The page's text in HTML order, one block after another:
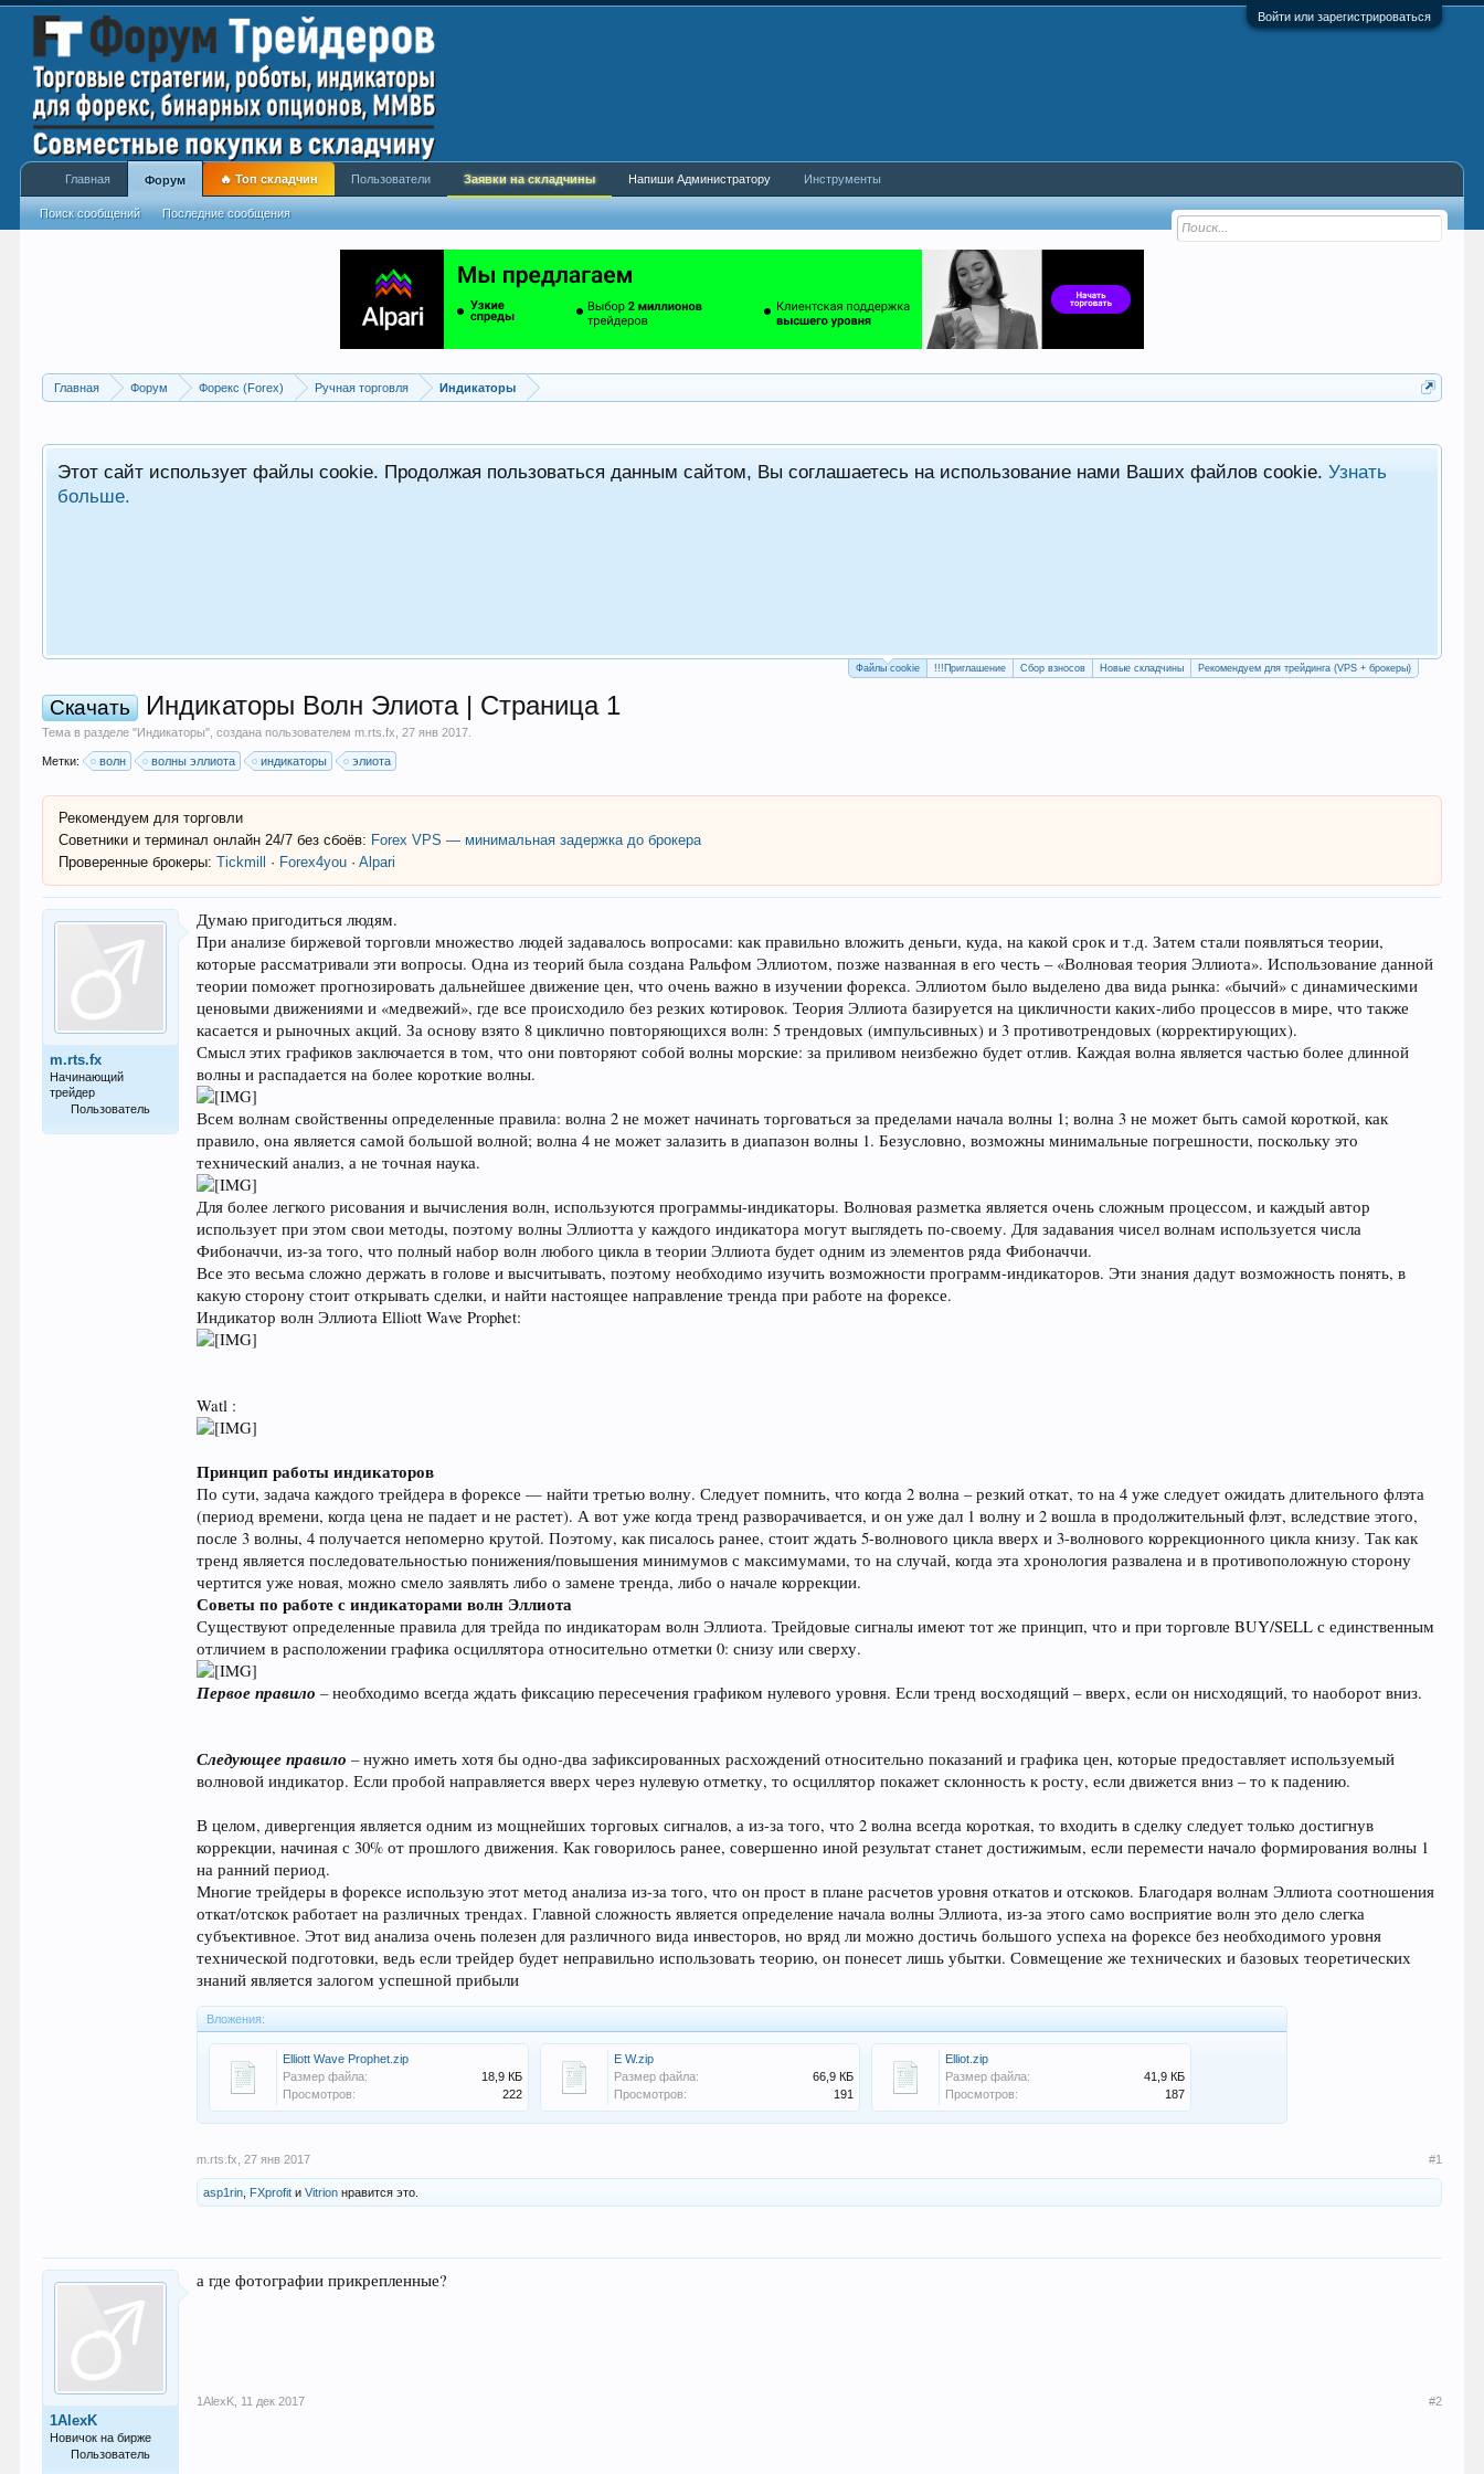
Войти или зарегистрироваться
Главная Форум Форекс (Forex) Ручная торговля Индикаторы
Этот сайт использует файлы cookie. Продолжая пользоваться данным сайтом, Вы соглашаетесь на использование нами Ваших файлов cookie.Узнать
больше.
Файлы cookie !!!Приглашение Сбор взносов Новые складчины Рекомендуем для трейдинга (VPS + брокеры)
Скачать Индикаторы Волн Элиота | Страница 1
Тема в разделе "Индикаторы", создана пользователемm.rts.fx ,27 янв 2017
Метки: волн волны эллиота индикаторы элиота
Рекомендуем для торговли
Советники и терминал онлайн 24/7 без сбоёв: Forex VPS — минимальная задержка до брокера
Проверенные брокеры: Tickmill · Forex4you ·Alpari
m.rts.fx
Начинающий
трейдер
Пользователь
Думаю пригодиться людям.
При анализе биржевой торговли множество людей задавалось вопросами: как правильно вложить деньги, куда, на какой срок и т.д. Затем стали появляться теории,
которые рассматривали эти вопросы. Одна из теорий была создана Ральфом Эллиотом, позже названная в его честь – «Волновая теория Эллиота». Использование данной
теории поможет прогнозировать дальнейшее движение цен, что очень важно в изучении форекса. Эллиотом было выделено два вида рынка: «бычий» с динамическими
ценовыми движениями и «медвежий», где все происходило без резких котировок. Теория Эллиота базируется на цикличности каких-либо процессов в мире, что также
касается и рыночных акций. За основу взято 8 циклично повторяющихся волн: 5 трендовых (импульсивных) и 3 противотрендовых (корректирующих).
Смысл этих графиков заключается в том, что они повторяют собой волны морские: за приливом неизбежно будет отлив. Каждая волна является частью более длинной
волны и распадается на более короткие волны.
Всем волнам свойственны определенные правила: волна 2 не может начинать торговаться за пределами начала волны 1; волна 3 не может быть самой короткой, как
правило, она является самой большой волной; волна 4 не может залазить в диапазон волны 1. Безусловно, возможны минимальные погрешности, поскольку это
технический анализ, а не точная наука.
Для более легкого рисования и вычисления волн, используются программы-индикаторы. Волновая разметка является очень сложным процессом, и каждый автор
использует при этом свои методы, поэтому волны Эллиотта у каждого индикатора могут выглядеть по-своему. Для задавания чисел волнам используется числа
Фибоначчи, из-за того, что полный набор волн любого цикла в теории Эллиота будет одним из элементов ряда Фибоначчи.
Все это весьма сложно держать в голове и высчитывать, поэтому необходимо изучить возможности программ-индикаторов. Эти знания дадут возможность понять, в
какую сторону стоит открывать сделки, и найти настоящее направление тренда при работе на форексе.
Индикатор волн Эллиота Elliott Wave Prophet:
Watl :
Принцип работы индикаторов
По сути, задача каждого трейдера в форексе — найти третью волну. Следует помнить, что когда 2 волна – резкий откат, то на 4 уже следует ожидать длительного флэта
(период времени, когда цена не падает и не растет). А вот уже когда тренд разворачивается, и он уже дал 1 волну и 2 вошла в продолжительный флэт, вследствие этого,
после 3 волны, 4 получается непомерно крутой. Поэтому, как писалось ранее, стоит ждать 5-волнового цикла вверх и 3-волнового коррекционного цикла книзу. Так как
тренд является последовательностью понижения/повышения минимумов с максимумами, то на случай, когда эта хронология развалена и в противоположную сторону
чертится уже новая, можно смело заявлять либо о замене тренда, либо о начале коррекции.
Советы по работе с индикаторами волн Эллиота
Существуют определенные правила для трейда по индикаторам волн Эллиота. Трейдовые сигналы имеют тот же принцип, что и при торговле BUY/SELL с единственным
отличием в расположении графика осциллятора относительно отметки 0: снизу или сверху.
Первое правило – необходимо всегда ждать фиксацию пересечения графиком нулевого уровня. Если тренд восходящий – вверх, если он нисходящий, то наоборот вниз.
Следующее правило – нужно иметь хотя бы одно-два зафиксированных расхождений относительно показаний и графика цен, которые предоставляет используемый
волновой индикатор. Если пробой направляется вверх через нулевую отметку, то осциллятор покажет склонность к росту, если движется вниз – то к падению.
В целом, дивергенция является одним из мощнейших торговых сигналов, а из-за того, что 2 волна всегда короткая, то входить в сделку следует только достигнув
коррекции, начиная с 30% от прошлого движения. Как говорилось ранее, совершенно иной результат станет достижимым, если перемести начало формирования волны 1
на ранний период.
Многие трейдеры в форексе использую этот метод анализа из-за того, что он прост в плане расчетов уровня откатов и отскоков. Благодаря волнам Эллиота соотношения
откат/отскок работает на различных трендах. Главной сложность является определение начала волны Эллиота, из-за этого само восприятие волн это дело слегка
субъективное. Этот вид анализа очень полезен для различного вида инвесторов, но вряд ли можно достичь большого успеха на форексе без необходимого уровня
технической подготовки, ведь если трейдер будет неправильно использовать теорию, он понесет лишь убытки. Совмещение же технических и базовых теоретических
знаний является залогом успешной прибыли
Вложения:
Elliott Wave Prophet.zip
Размер файла:
18,9 КБ
Просмотров:
222
E W.zip
Размер файла:
66,9 КБ
Просмотров:
191
Elliot.zip
Размер файла:
41,9 КБ
Просмотров:
187
m.rts.fx 27 янв 2017 #1
asp1rin FXprofit иVitrion нравится это.
1AlexK
Новичок на бирже
Пользователь
а где фотографии прикрепленные?
1AlexK 11 дек 2017 #2
Главная Форум
Поиск сообщений Последние сообщения
🔥 Топ складчин Пользователи Заявки на складчины Напиши Администратору Инструменты